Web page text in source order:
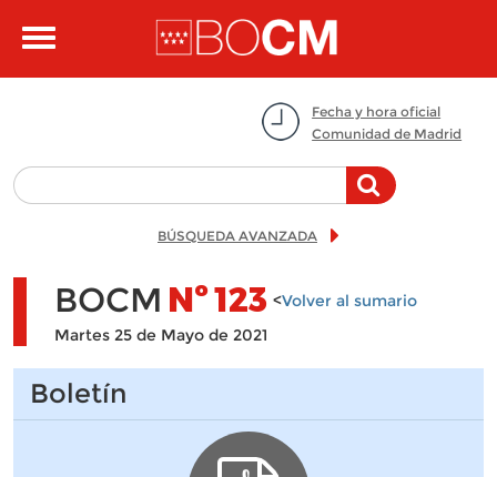
Toggle
Fecha y hora oficial
Comunidad de Madrid
BÚSQUEDA AVANZADA
BOCM Nº123 <Volver al sumario
Martes 25 de Mayo de 2021
Boletín